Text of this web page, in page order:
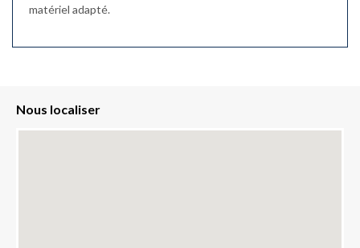
matériel adapté.
Nous localiser